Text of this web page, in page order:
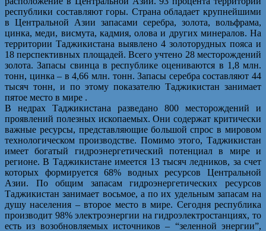
республики составляют горы. Страна обладает крупнейшими
в Центральной Азии запасами серебра, золота, вольфрама,
цинка, меди, висмута, кадмия, олова и других минералов. На
территории Таджикистана выявлено 4 золоторудных пояса и
18 перспективных площадей. Всего учтено 28 месторождений
золота. Запасы свинца в республике оцениваются в 1,8 млн.
тонн, цинка – в 4,66 млн. тонн. Запасы серебра составляют 44
тысяч тонн, и по этому показателю Таджикистан занимает
пятое место в мире .
В недрах Таджикистана разведано 800 месторождений и
проявлений полезных ископаемых. Они содержат критически
важные ресурсы, представляющие большой спрос в мировом
технологическом производстве. Помимо этого, Таджикистан
имеет богатый гидроэнергетический потенциал в мире и
регионе. В Таджикистане имеется 13 тысяч ледников, за счет
которых формируется 68% водных ресурсов Центральной
Азии. По общим запасам гидроэнергетических ресурсов
Таджикистан занимает восьмое, а по их удельным запасам на
душу населения – второе место в мире. Сегодня республика
производит 98% электроэнергии на гидроэлектростанциях, то
есть из возобновляемых источников – “зеленной энергии”,